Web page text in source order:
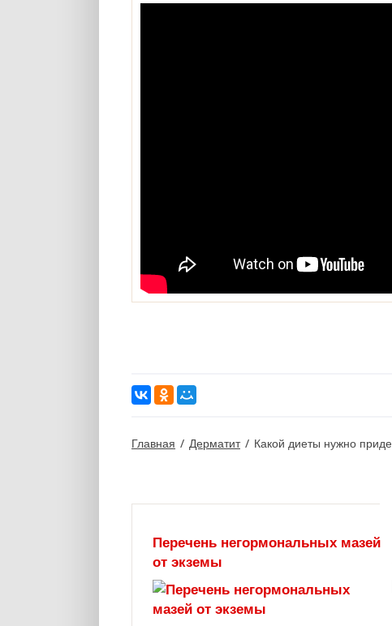
Главная / Дерматит / Какой диеты нужно
Перечень негормональных мазей
от экземы